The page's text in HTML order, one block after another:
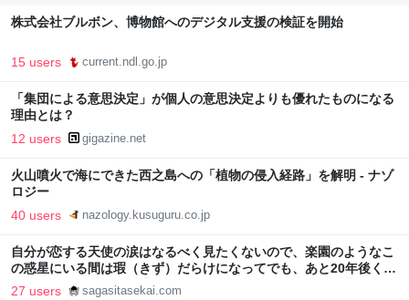
株式会社ブルボン、博物館へのデジタル支援の検証を開始
15 users current.ndl.go.jp
「集団による意思決定」が個人の意思決定よりも優れたものになる
理由とは？
12 users gigazine.net
火山噴火で海にできた西之島への「植物の侵入経路」を解明 - ナゾ
ロジー
40 users nazology.kusuguru.co.jp
自分が恋する天使の涙はなるべく見たくないので、楽園のようなこ
の惑星にいる間は瑕（きず）だらけになってでも、あと20年後くら
いまでは頑張ろうと香港でぼんやり思ったこと - 失われた世界を探
27 users sagasitasekai.com